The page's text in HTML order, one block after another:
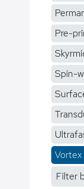
Pre-
Spin-
Filter